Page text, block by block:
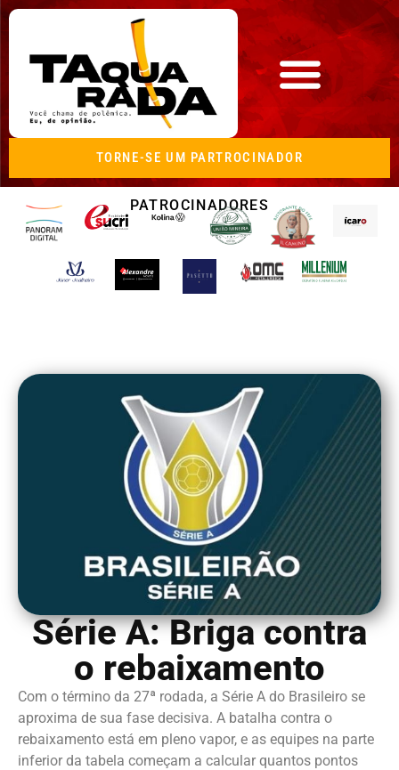
TORNE-SE UM PARTROCINADOR
PATROCINADORES
Série A: Briga contra
o rebaixamento
Com o término da 27ª rodada, a Série A do Brasileiro se
aproxima de sua fase decisiva. A batalha contra o
rebaixamento está em pleno vapor, e as equipes na parte
inferior da tabela começam a calcular quantos pontos